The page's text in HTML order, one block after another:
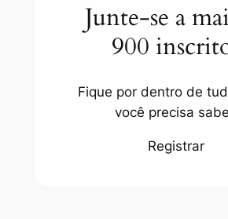
Junte-se a
900
Fique por dentro de
você precisa
Registrar